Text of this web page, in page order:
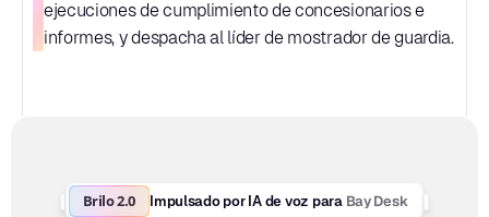
ejecuciones de cumplimiento de concesionarios e
informes, y despacha al líder de mostrador de guardia.
Brilo 2.0 Impulsado por IA de voz para Bay Desk